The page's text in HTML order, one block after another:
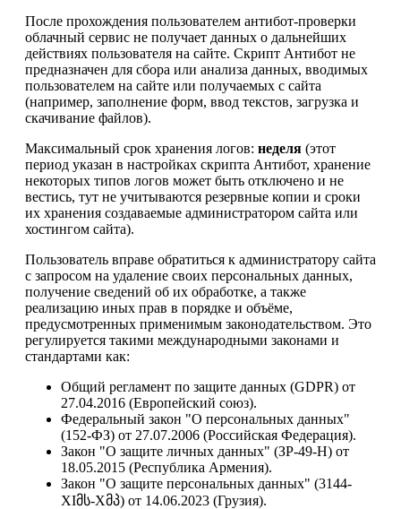
После прохождения пользователем антибот-проверки
облачный сервис не получает данных о дальнейших
действиях пользователя на сайте. Скрипт Антибот не
предназначен для сбора или анализа данных, вводимых
пользователем на сайте или получаемых с сайта
(например, заполнение форм, ввод текстов, загрузка и
скачивание файлов).
Максимальный срок хранения логов: неделя (этот
период указан в настройках скрипта Антибот, хранение
некоторых типов логов может быть отключено и не
вестись, тут не учитываются резервные копии и сроки
их хранения создаваемые администратором сайта или
хостингом сайта).
Пользователь вправе обратиться к администратору сайта
с запросом на удаление своих персональных данных,
получение сведений об их обработке, а также
реализацию иных прав в порядке и объёме,
предусмотренных применимым законодательством. Это
регулируется такими международными законами и
стандартами как:
Общий регламент по защите данных (GDPR) от
27.04.2016 (Европейский союз).
Федеральный закон "О персональных данных"
(152-ФЗ) от 27.07.2006 (Российская Федерация).
Закон "О защите личных данных" (ЗР-49-Н) от
18.05.2015 (Республика Армения).
Закон "О защите персональных данных" (3144-
XIმს-Xმპ) от 14.06.2023 (Грузия).